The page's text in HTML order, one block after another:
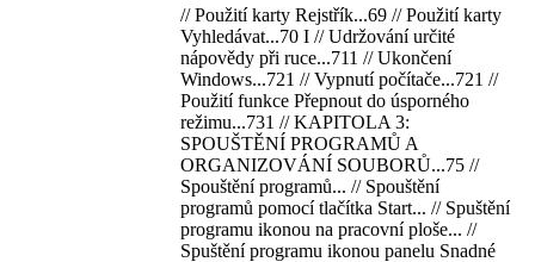
// Použití karty Rejstřík...69 // Použití karty
Vyhledávat...70 I // Udržování určité
nápovědy při ruce...711 // Ukončení
Windows...721 // Vypnutí počítače...721 //
Použití funkce Přepnout do úsporného
režimu...731 // KAPITOLA 3:
SPOUŠTĚNÍ PROGRAMŮ A
ORGANIZOVÁNÍ SOUBORŮ...75 //
Spouštění programů... // Spouštění
programů pomocí tlačítka Start... // Spuštění
programu ikonou na pracovní ploše... //
Spuštění programu ikonou panelu Snadné